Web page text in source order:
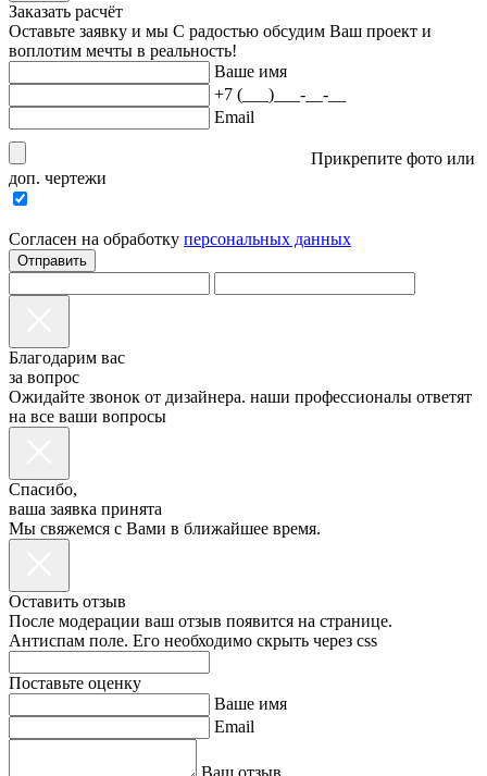
Заказать расчёт
Оставьте заявку и мы С радостью обсудим Ваш проект и
воплотим мечты в реальность!
Ваше имя
+7 (___)___-__-__
Email
Прикрепите фото или
доп. чертежи
Согласен на обработку персональныx данных
Отправить
Благодарим вас
за вопрос
Ожидайте звонок от дизайнера. наши профессионалы ответят
на все ваши вопросы
Спасибо,
ваша заявка принята
Мы свяжемся с Вами в ближайшее время.
Оставить отзыв
После модерации ваш отзыв появится на странице.
Антиспам поле. Его необходимо скрыть через css
Поставьте оценку
Ваше имя
Email
Ваш отзыв